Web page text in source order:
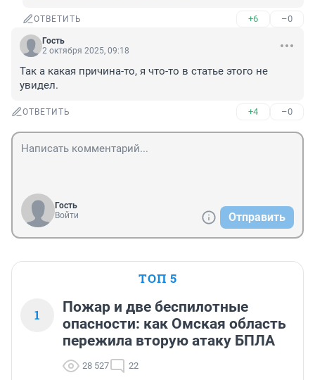
ОТВЕТИТЬ +6 –0
Гость
2 октября 2025, 09:18
Так а какая причина-то, я что-то в статье этого не
увидел.
ОТВЕТИТЬ +4 –0
Гость
Войти
Отправить
ТОП 5
1
Пожар и две беспилотные
опасности: как Омская область
пережила вторую атаку БПЛА
28 527 22